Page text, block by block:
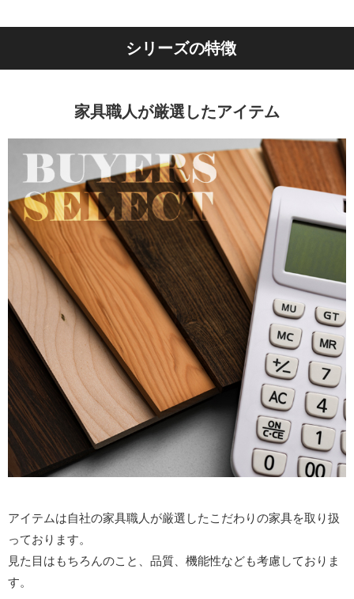
シリーズの特徴
家具職人が厳選したアイテム
アイテムは自社の家具職人が厳選したこだわりの家具を取り扱
っております。
見た目はもちろんのこと、品質、機能性なども考慮しておりま
す。